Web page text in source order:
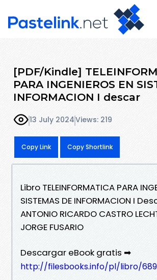
[PDF/Kindle]
PARA INGENIEROS EN
INFORMACION I descar
13 July 2024Views: 219
Copy Link Copy Shortlink
Libro TELEINFORMATICA PARA
SISTEMAS DE INFORMACION I
ANTONIO RICARDO CASTRO
JORGE FUSARIO
Descargar eBook gratis ➡
http://filesbooks.info/pl/libro/